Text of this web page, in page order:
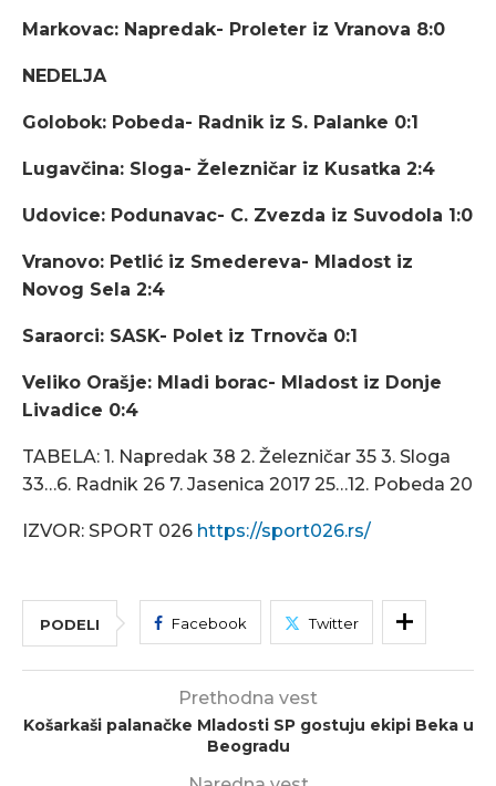
Markovac: Napredak- Proleter iz Vranova 8:0
NEDELJA
Golobok: Pobeda- Radnik iz S. Palanke 0:1
Lugavčina: Sloga- Železničar iz Kusatka 2:4
Udovice: Podunavac- C. Zvezda iz Suvodola 1:0
Vranovo: Petlić iz Smedereva- Mladost iz
Novog Sela 2:4
Saraorci: SASK- Polet iz Trnovča 0:1
Veliko Orašje: Mladi borac- Mladost iz Donje
Livadice 0:4
TABELA: 1. Napredak 38 2. Železničar 35 3. Sloga
33…6. Radnik 26 7. Jasenica 2017 25…12. Pobeda 20
IZVOR: SPORT 026 https://sport026.rs/
PODELI Facebook Twitter
Prethodna vest
Košarkaši palanačke Mladosti SP gostuju ekipi Beka u
Beogradu